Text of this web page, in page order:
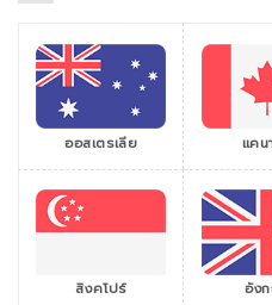
ออสเตรเลีย แคน
สิงคโปร์ อัง